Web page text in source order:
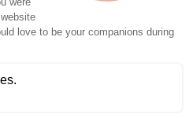
Français
English